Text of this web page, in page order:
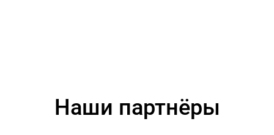
Наши партнёры